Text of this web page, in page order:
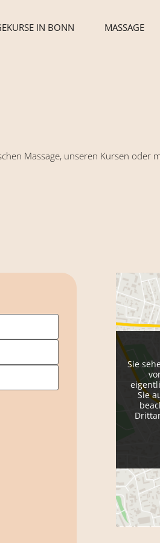
IN BONN MASSAGE
Massage, unseren Kursen oder
Sie
Sie